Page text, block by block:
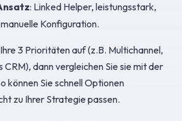
: Linked Helper, leistungsstark,
Konfiguration.
3 Prioritäten auf (z.B. Multichannel,
dann vergleichen Sie sie mit der
können Sie schnell Optionen
zu Ihrer Strategie passen.